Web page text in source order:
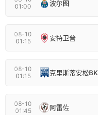
01:00
波尔图
08-10
01:15
安特卫普
08-10
01:15
克里斯蒂安松BK
08-10
01:45
阿雷佐